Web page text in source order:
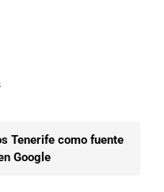
Tenerife como fuente
Google